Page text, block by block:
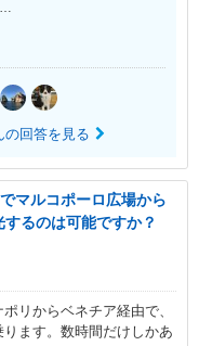
の回答を見る
マルコポーロ広場から
るのは可能ですか？
リからベネチア経由で、
ます。数時間だけしかあ